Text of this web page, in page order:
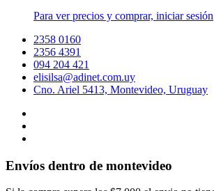
Para ver precios y comprar, iniciar sesión
2358 0160
2356 4391
094 204 421
elisilsa@adinet.com.uy
Cno. Ariel 5413, Montevideo, Uruguay
Envíos dentro de montevideo